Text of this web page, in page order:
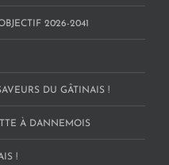
2026-2041
DU GÂTINAIS !
À DANNEMOIS
!